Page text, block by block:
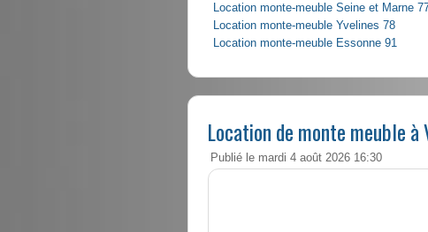
Location monte-meuble Seine et Marne
Location monte-meuble Yvelines 78
Location monte-meuble Essonne 91
Location de monte meuble à
Publié le mardi 4 août 2026 16:30